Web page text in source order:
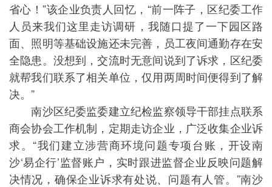
省心！”该企业负责人回忆，“前一阵子，区纪委工作
人员来我们这里走访调研，我随口提了一下园区路
面、照明等基础设施还未完善，员工夜间通勤存在安
全隐患。没想到，交流时无意间说到了诉求，区纪委
就帮我们联系了相关单位，仅用两周时间便得到了解
决。”
南沙区纪委监委建立纪检监察领导干部挂点联系
商会协会工作机制，定期走访企业，广泛收集企业诉
求。“我们建立涉营商环境问题专项台账，开设南
沙‘易企行’监督账户，实时跟进监督企业反映问题解
决情况，确保企业诉求有处说、问题有人管。”南沙